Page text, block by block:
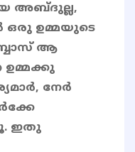
അബ്ദുല്ല,
ഒരു ഉമ്മയുടെ
ആ
ഉമ്മക്കു
നേർ
ഇതു